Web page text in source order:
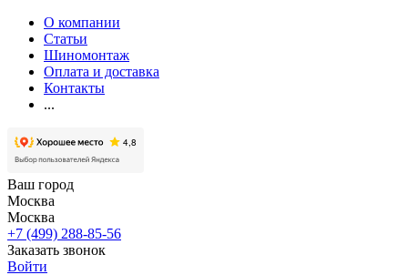
О компании
Статьи
Шиномонтаж
Оплата и доставка
Контакты
...
Ваш город
Москва
Москва
+7 (499) 288-85-56
Заказать звонок
Войти